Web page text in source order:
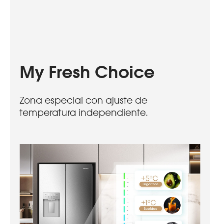
My Fresh Choice
Zona especial con ajuste de
temperatura independiente.